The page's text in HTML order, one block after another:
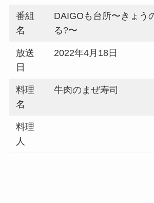
番組
名
DAIGOも台所〜きょう
る?〜
放送
日
2022年4月18日
料理
名
牛肉のまぜ寿司
料理
人